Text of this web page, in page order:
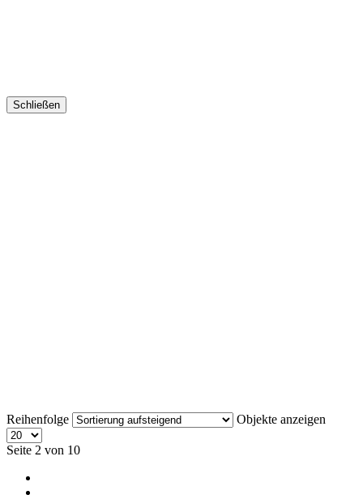
Schließen
Reihenfolge Objekte anzeigen
Seite 2 von 10